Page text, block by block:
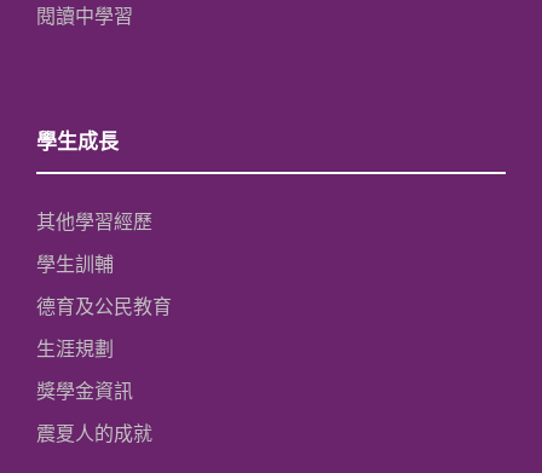
閱讀中學習
學生成長
其他學習經歷
學生訓輔
德育及公民教育
生涯規劃
獎學金資訊
震夏人的成就